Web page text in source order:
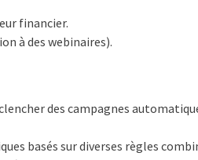
financier.
à des webinaires).
des campagnes
basés sur diverses règles